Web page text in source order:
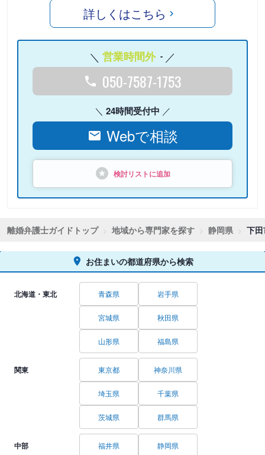
詳しくはこちら
営業時間外 -
050-7587-1753
24時間受付中
Webで相談
検討リストに追加
離婚弁護士ガイドトップ 地域から専門家を探す 静岡県 下
お住まいの都道府県から検索
北海道・東北 青森県 岩手県
宮城県 秋田県
山形県 福島県
関東 東京都 神奈川県
埼玉県 千葉県
茨城県 群馬県
中部 福井県 静岡県